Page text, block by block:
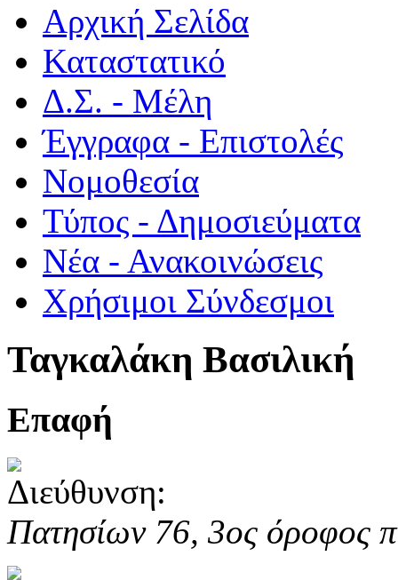
Αρχική Σελίδα
Καταστατικό
Δ.Σ. - Μέλη
Έγγραφα - Επιστολές
Νομοθεσία
Τύπος - Δημοσιεύματα
Νέα - Ανακοινώσεις
Χρήσιμοι Σύνδεσμοι
Ταγκαλάκη Βασιλική
Επαφή
Πατησίων 76, 3ος όροφος